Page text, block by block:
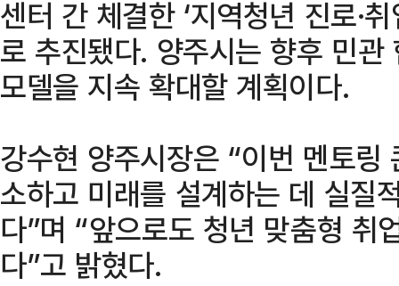
센터 간 체결한 ‘지역청년 진로·
로 추진됐다. 양주시는 향후 민
모델을 지속 확대할 계획이다.
강수현 양주시장은 “이번 멘토
소하고 미래를 설계하는 데 실질
다”며 “앞으로도 청년 맞춤형 취
다”고 밝혔다.